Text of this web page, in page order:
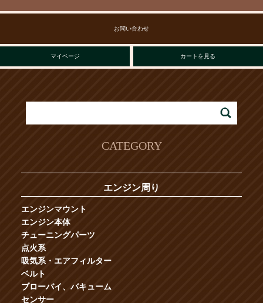
お問い合わせ
マイページ カートを見る
CATEGORY
エンジン周り
エンジンマウント
エンジン本体
チューニングパーツ
点火系
吸気系・エアフィルター
ベルト
ブローバイ、バキューム
センサー